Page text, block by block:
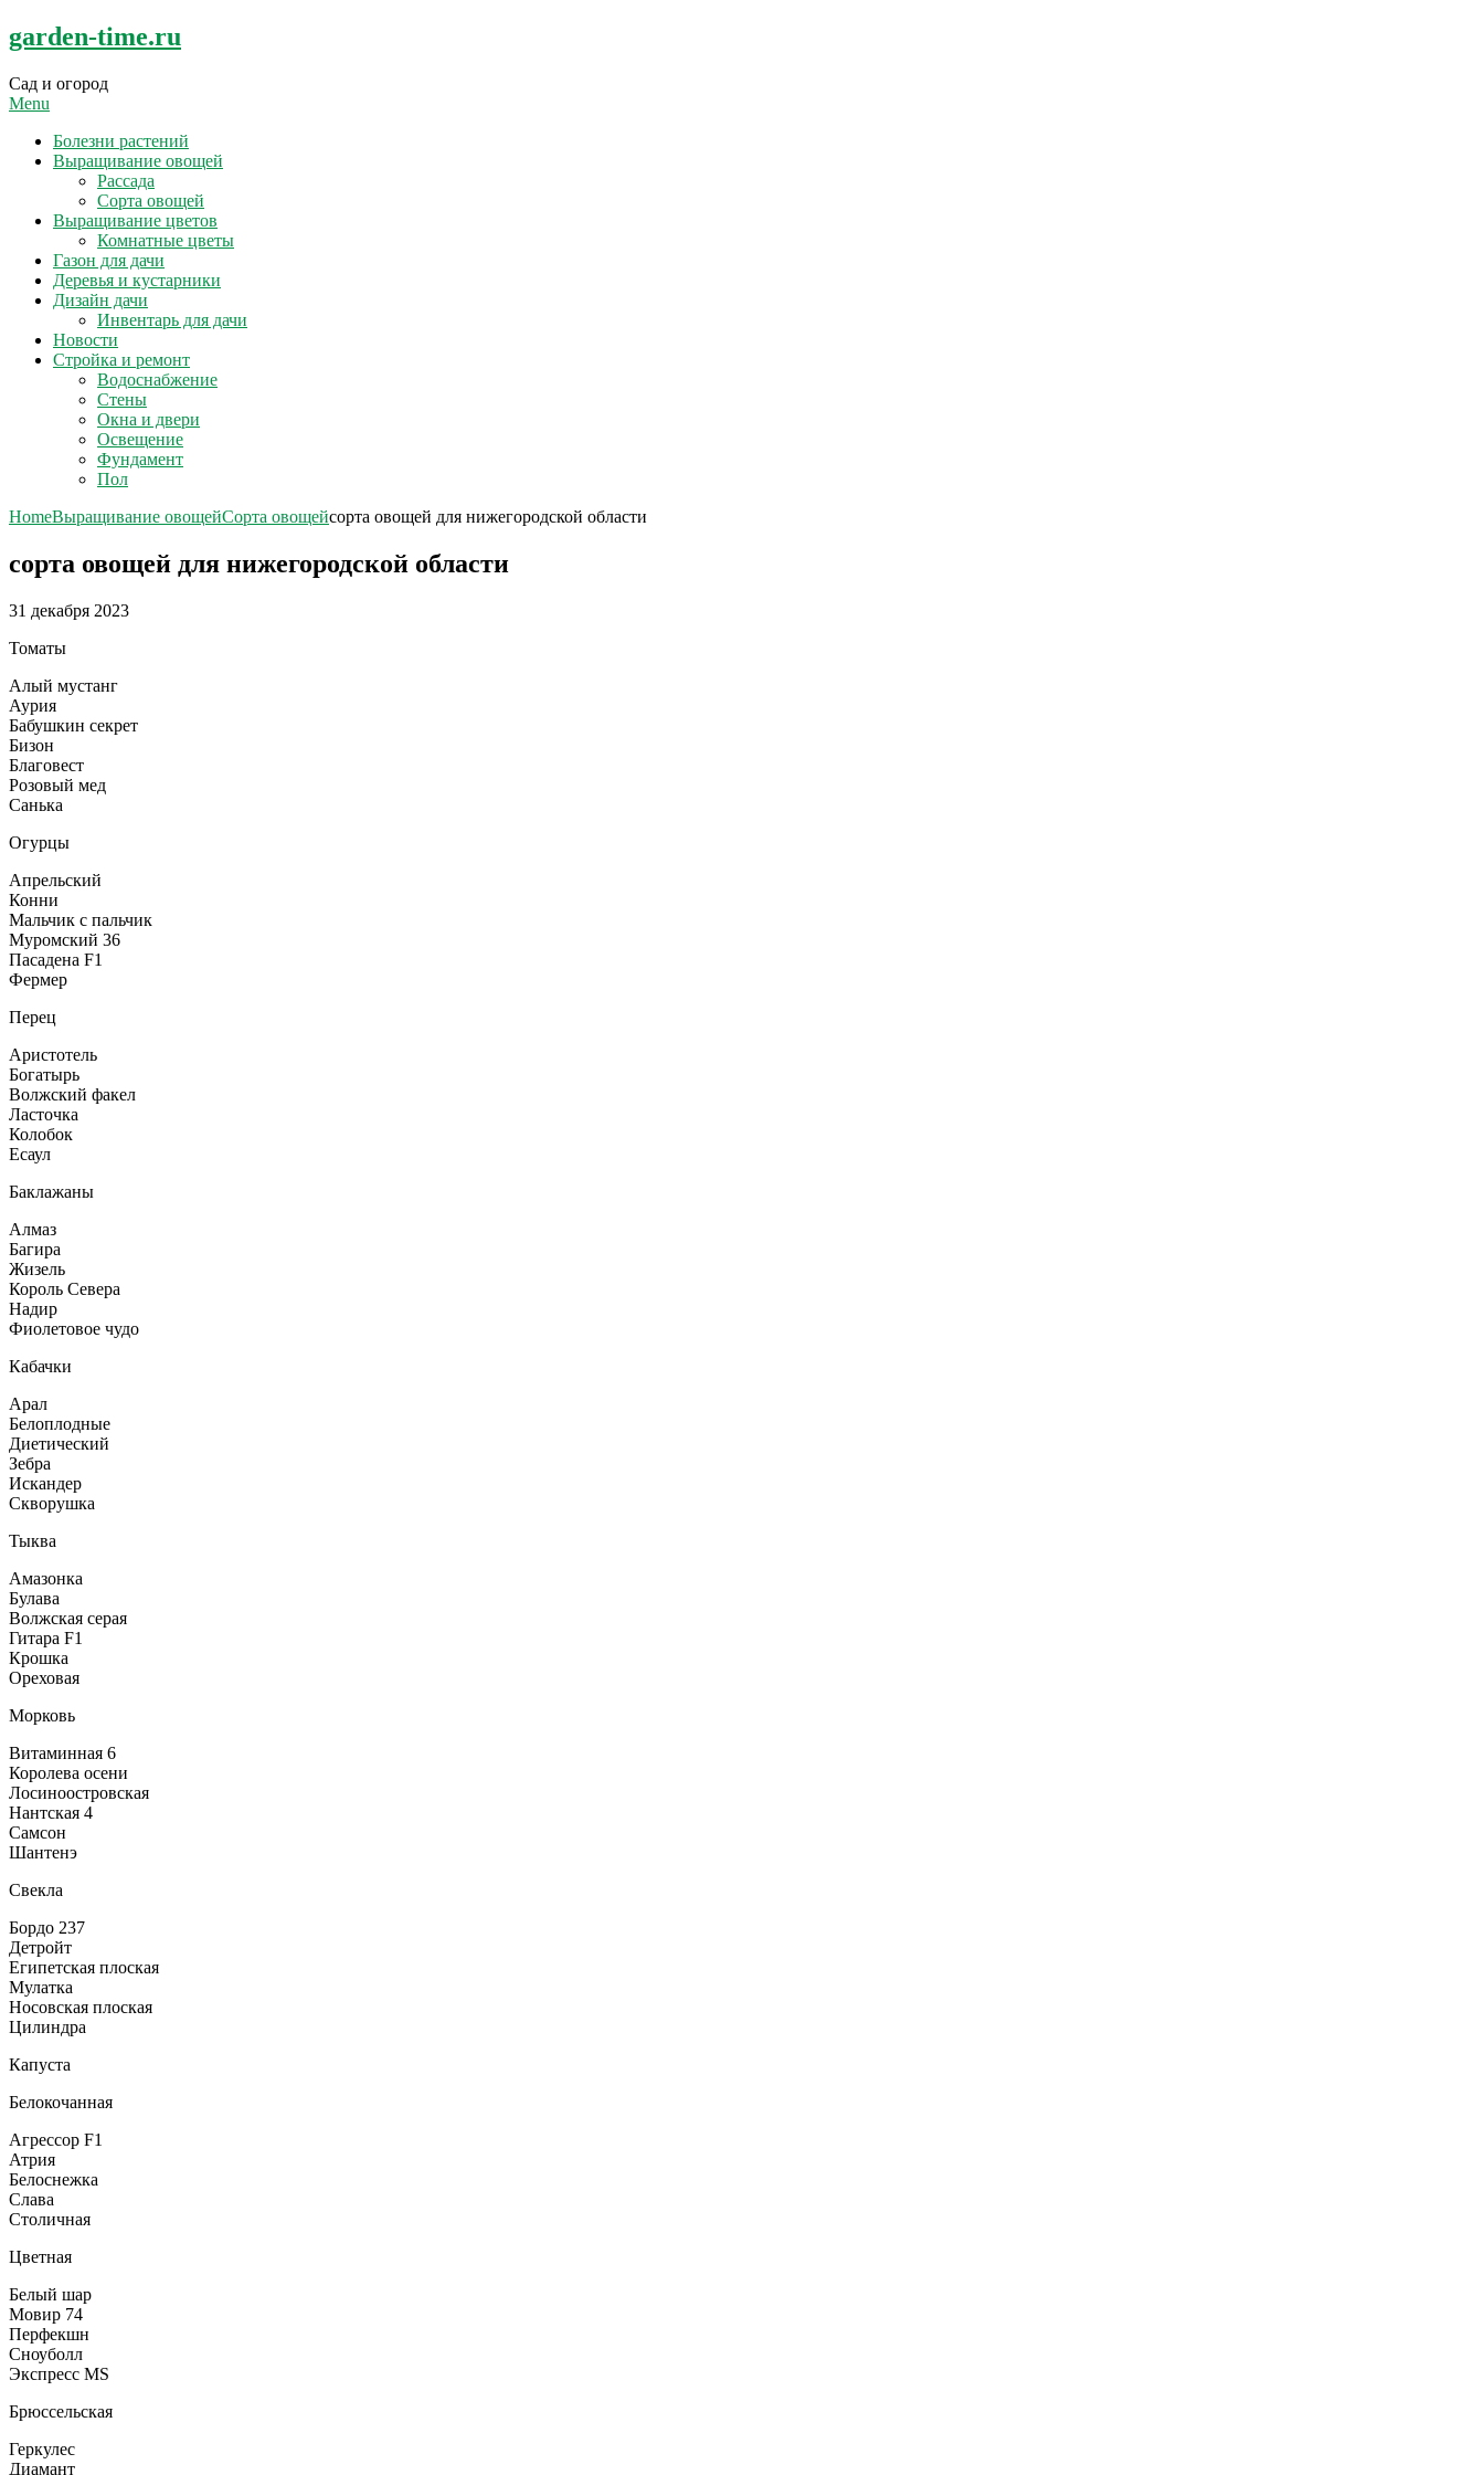
Skip
to
garden-time.ru
Сад и огород
Menu
Болезни растений
Выращивание овощей
Рассада
Сорта овощей
Выращивание цветов
Комнатные цветы
Газон для дачи
Деревья и кустарники
Дизайн дачи
Инвентарь для дачи
Новости
Стройка и ремонт
Водоснабжение
Стены
Окна и двери
Освещение
Фундамент
Пол
HomeВыращивание овощейСорта овощейсорта овощей для нижегородской области
сорта овощей для нижегородской области
31 декабря 2023
Томаты
Алый мустанг
Аурия
Бабушкин секрет
Бизон
Благовест
Розовый мед
Санька
Огурцы
Апрельский
Конни
Мальчик с пальчик
Муромский 36
Пасадена F1
Фермер
Перец
Аристотель
Богатырь
Волжский факел
Ласточка
Колобок
Есаул
Баклажаны
Алмаз
Багира
Жизель
Король Севера
Надир
Фиолетовое чудо
Кабачки
Арал
Белоплодные
Диетический
Зебра
Искандер
Скворушка
Тыква
Амазонка
Булава
Волжская серая
Гитара F1
Крошка
Ореховая
Морковь
Витаминная 6
Королева осени
Лосиноостровская
Нантская 4
Самсон
Шантенэ
Свекла
Бордо 237
Детройт
Египетская плоская
Мулатка
Носовская плоская
Цилиндра
Капуста
Белокочанная
Агрессор F1
Атрия
Белоснежка
Слава
Столичная
Цветная
Белый шар
Мовир 74
Перфекшн
Сноуболл
Экспресс MS
Брюссельская
Геркулес
Диамант